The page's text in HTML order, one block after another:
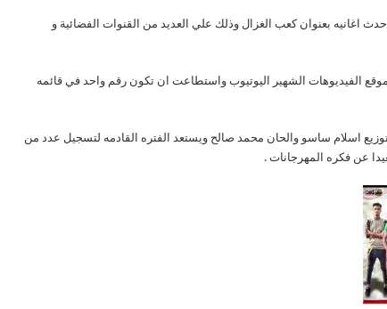
تحتل
اليوتيوب
بعنوان كعب الغزال وذلك علي العديد من القنوات الفضائية و
موقع الفيديوهات الشهير اليوتيوب واستطاعت ان تكون رقم واحد في قائمه
اسلام ساسو والحان محمد صالح ويستعد الفتره القادمه لتسجيل عدد من
عن فكره المهرجانات .